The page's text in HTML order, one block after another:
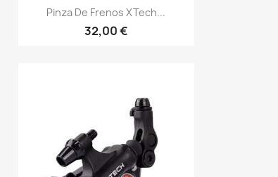
Vista rápida
Pinza De Frenos XTech...
32,00 €